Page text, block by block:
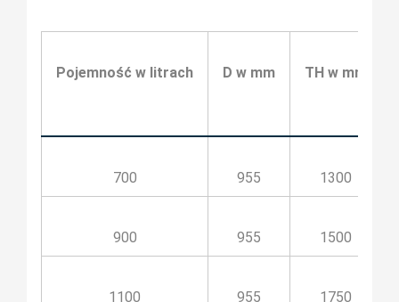
Pojemność w litrach D w mm TH w mm
700 955 1300
900 955 1500
1100 955 1750